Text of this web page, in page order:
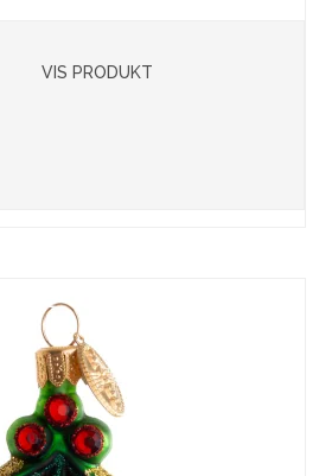
VIS PRODUKT